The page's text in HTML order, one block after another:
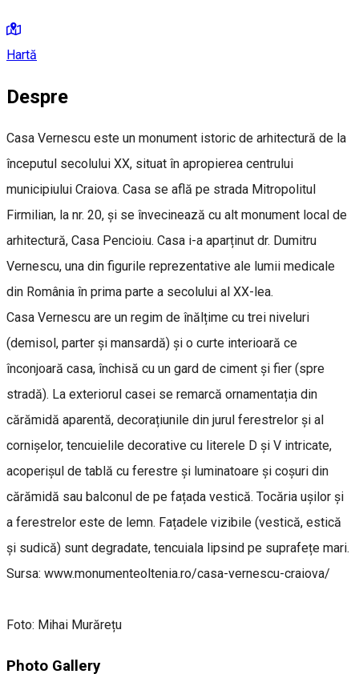
Hartă
Despre
Casa Vernescu este un monument istoric de arhitectură de la
începutul secolului XX, situat în apropierea centrului
municipiului Craiova. Casa se află pe strada Mitropolitul
Firmilian, la nr. 20, și se învecinează cu alt monument local de
arhitectură, Casa Pencioiu. Casa i-a aparținut dr. Dumitru
Vernescu, una din figurile reprezentative ale lumii medicale
din România în prima parte a secolului al XX-lea.
Casa Vernescu are un regim de înălțime cu trei niveluri
(demisol, parter și mansardă) și o curte interioară ce
înconjoară casa, închisă cu un gard de ciment și fier (spre
stradă). La exteriorul casei se remarcă ornamentația din
cărămidă aparentă, decorațiunile din jurul ferestrelor și al
cornișelor, tencuielile decorative cu literele D și V intricate,
acoperișul de tablă cu ferestre și luminatoare și coșuri din
cărămidă sau balconul de pe fațada vestică. Tocăria ușilor și
a ferestrelor este de lemn. Fațadele vizibile (vestică, estică
și sudică) sunt degradate, tencuiala lipsind pe suprafețe mari.
Sursa: www.monumenteoltenia.ro/casa-vernescu-craiova/
Foto: Mihai Murărețu
Photo Gallery